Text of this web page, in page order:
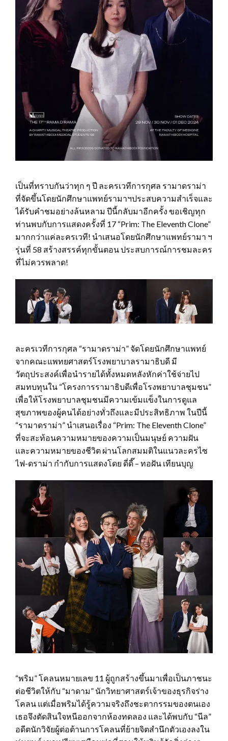
เป็นที่ทราบกันว่าทุก ๆ ปี ละครเวทีการกุศล รามาดราม่า
ที่จัดขึ้นโดยนักศึกษาแพทย์รามาฯประสบความสำเร็จและ
ได้รับคำชมอย่างล้นหลาม ปีนี้กลับมาอีกครั้ง ขอเชิญทุก
ท่านพบกับการแสดงครั้งที่ 17 “Prim: The Eleventh Clone”
มากกว่าแค่ละครเวที! นำเสนอโดยนักศึกษาแพทย์รามา ฯ
รุ่นที่ 58 สร้างสรรค์ทุกขั้นตอน ประสบการณ์การชมละคร
ที่ไม่ควรพลาด!
ละครเวทีการกุศล “รามาดราม่า” จัดโดยนักศึกษาแพทย์
จากคณะแพทยศาสตร์โรงพยาบาลรามาธิบดี มี
วัตถุประสงค์เพื่อนำรายได้ทั้งหมดหลังหักค่าใช้จ่ายไป
สมทบทุนใน “โครงการรามาธิบดีเพื่อโรงพยาบาลชุมชน”
เพื่อให้โรงพยาบาลชุมชนมีความเข้มแข็งในการดูแล
สุขภาพของผู้คนได้อย่างทั่วถึงและมีประสิทธิภาพ ในปีนี้
“รามาดราม่า” นำเสนอเรื่อง “Prim: The Eleventh Clone”
ที่จะสะท้อนความหมายของความเป็นมนุษย์ ความฝัน
และความหมายของชีวิต ผ่านโลกสมมติในแนวละครไซ
ไฟ-ดราม่า กำกับการแสดงโดย ดี่ดี๊ – ทอฝัน เทียนบุญ
“พริม” โคลนหมายเลข 11 ผู้ถูกสร้างขึ้นมาเพื่อเป็นภาชนะ
ต่อชีวิตให้กับ “มาดาม” นักวิทยาศาสตร์เจ้าของธุรกิจร่าง
โคลน แต่เมื่อพริมได้รู้ความจริงถึงชะตากรรมของตนเอง
เธอจึงตัดสินใจหนีออกจากห้องทดลอง และได้พบกับ “นีล”
อดีตนักวิจัยผู้ต่อต้านการโคลนที่ย้ายจิตสำนึกตัวเองลงใน